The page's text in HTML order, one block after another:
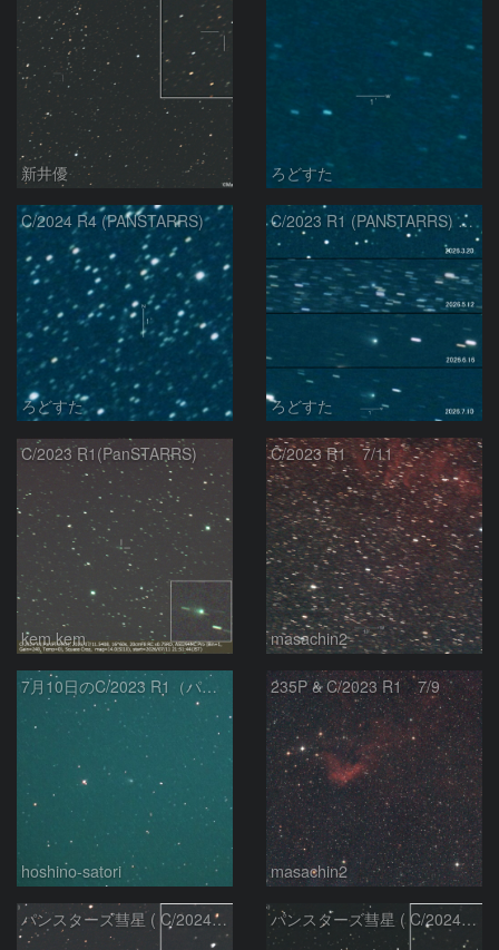
新井優 ろどすた
C/2024 R4 (PANSTARRS)
ろどすた
C/2023 R1 (PANSTARRS) の変化
ろどすた
C/2023 R1(PanSTARRS)
kem.kem
C/2023 R1 7/11
masachin2
7月10日のC/2023 R1（パンスターズ彗星）
hoshino-satori
235P & C/2023 R1 7/9
masachin2
パンスターズ彗星 ( C/2024R4 )：2026/06/28 パンスターズ彗星 ( C/2024G4 )の予報位置：2026/06/23